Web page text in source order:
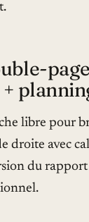
libre pour
droite avec
du rapport